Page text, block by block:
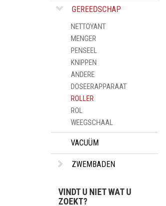
GEREEDSCHAP
NETTOYANT
MENGER
PENSEEL
KNIPPEN
ANDERE
DOSEERAPPARAAT
ROLLER
ROL
WEEGSCHAAL
VACUÜM
ZWEMBADEN
VINDT U NIET WAT U
ZOEKT?